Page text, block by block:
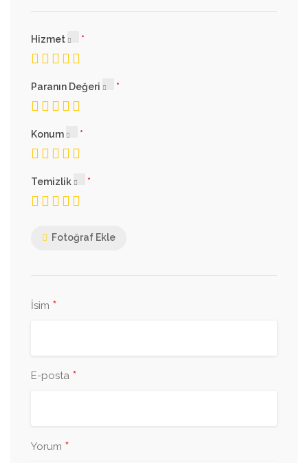
Hizmet
Paranın Değeri
Konum
Temizlik
Fotoğraf Ekle
İsim *
E-posta *
Yorum *